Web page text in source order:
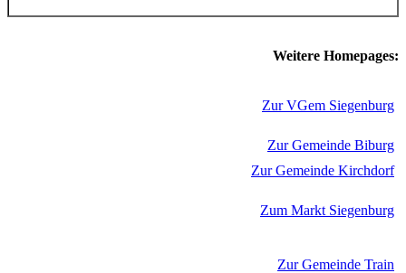
Weitere Homepages:
Zur VGem Siegenburg
Zur Gemeinde Biburg
Zur Gemeinde Kirchdorf
Zum Markt Siegenburg
Zur Gemeinde Train